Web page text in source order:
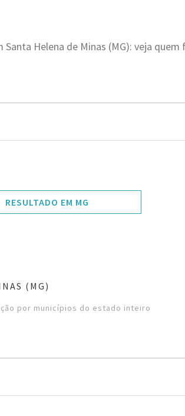
Helena de Minas (MG): veja
RESULTADO EM MG
(MG)
por municípios do estado inteiro